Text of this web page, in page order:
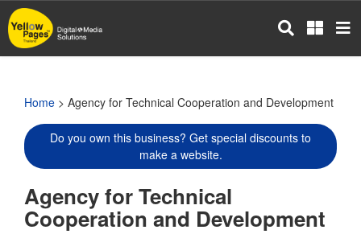
Skip
to
main
Home > Agency for Technical Cooperation and Development
Do you own this business? Get special discounts to
make a website.
Agency for Technical
Cooperation and Development